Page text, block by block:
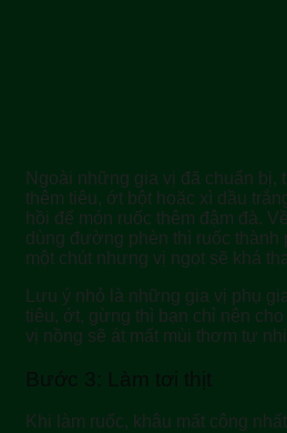
Ngoài những gia vị đã chuẩn bị,
thêm tiêu, ớt bột hoặc xì dầu
hồi để món ruốc thêm đậm đà.
dùng đường phèn thì ruốc thành
một chút nhưng vị ngọt sẽ khá
Lưu ý nhỏ là những gia vị phụ
tiêu, ớt, gừng thì bạn chỉ nên
vị nồng sẽ át mất mùi thơm tự
Bước 3: Làm tơi thịt
Khi làm ruốc, khâu mất công